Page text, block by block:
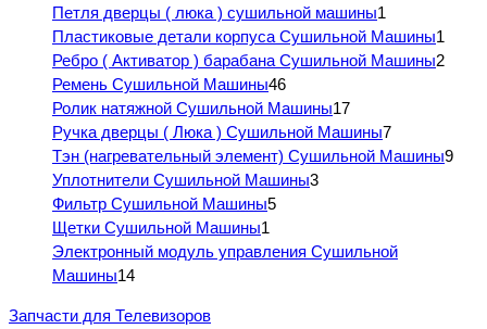
Петля дверцы ( люка ) сушильной машины1
Пластиковые детали корпуса Сушильной Машины1
Ребро ( Активатор ) барабана Сушильной Машины2
Ремень Сушильной Машины46
Ролик натяжной Сушильной Машины17
Ручка дверцы ( Люка ) Сушильной Машины7
Тэн (нагревательный элемент) Сушильной Машины9
Уплотнители Сушильной Машины3
Фильтр Сушильной Машины5
Щетки Сушильной Машины1
Электронный модуль управления Сушильной
Машины14
Запчасти для Телевизоров